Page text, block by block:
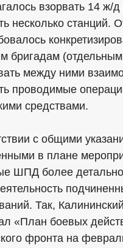
взорвать 14 ж/д
несколько станций.
бригадам
между ними
проводимые
средствами.
с общими
в плане
ШПД более
Так,
«План боевых
фронта на